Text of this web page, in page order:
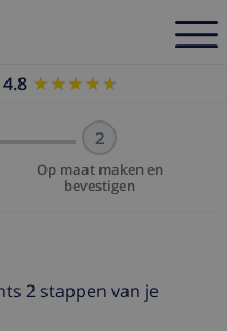
4.8 ★★★★★
★★★★★
2
Op maat maken en
bevestigen
2 stappen van je